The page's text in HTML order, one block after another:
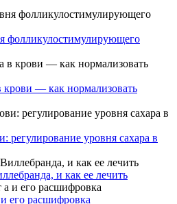
фолликулостимулирующего
— как нормализовать
регулирование уровня сахара в
и как ее лечить
его расшифровка